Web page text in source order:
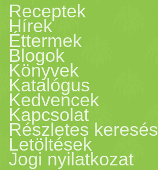
Receptek
Hírek
Éttermek
Blogok
Könyvek
Katalógus
Kedvencek
Kapcsolat
Részletes keresés
Letöltések
Jogi nyilatkozat